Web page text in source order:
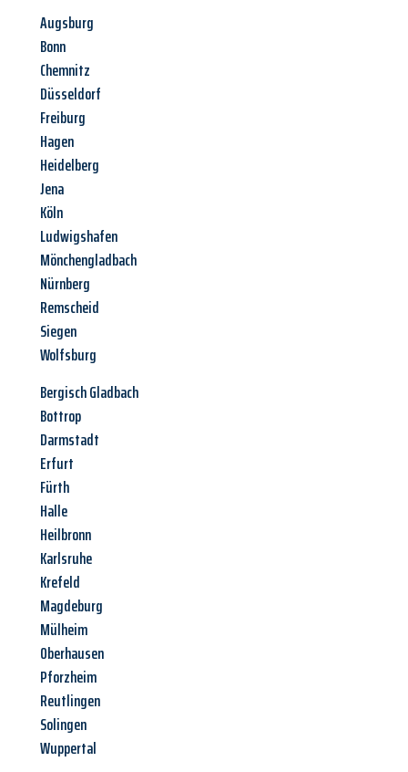
Augsburg
Bonn
Chemnitz
Düsseldorf
Freiburg
Hagen
Heidelberg
Jena
Köln
Ludwigshafen
Mönchengladbach
Nürnberg
Remscheid
Siegen
Wolfsburg
Bergisch Gladbach
Bottrop
Darmstadt
Erfurt
Fürth
Halle
Heilbronn
Karlsruhe
Krefeld
Magdeburg
Mülheim
Oberhausen
Pforzheim
Reutlingen
Solingen
Wuppertal